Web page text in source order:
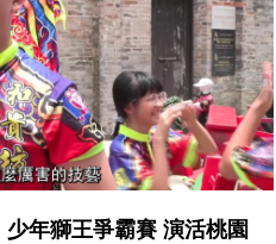
少年獅王爭霸賽 演活桃園